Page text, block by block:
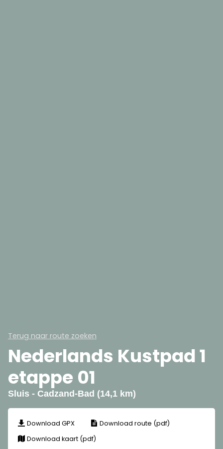
Terug naar route zoeken
Nederlands Kustpad 1
etappe 01
Sluis - Cadzand-Bad (14,1 km)
Download GPX
Download route (pdf)
Download kaart (pdf)